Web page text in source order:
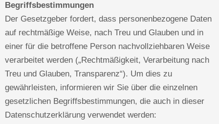
Begriffsbestimmungen
Der Gesetzgeber fordert, dass personenbezogene Daten
auf rechtmäßige Weise, nach Treu und Glauben und in
einer für die betroffene Person nachvollziehbaren Weise
verarbeitet werden („Rechtmäßigkeit, Verarbeitung nach
Treu und Glauben, Transparenz“). Um dies zu
gewährleisten, informieren wir Sie über die einzelnen
gesetzlichen Begriffsbestimmungen, die auch in dieser
Datenschutzerklärung verwendet werden: